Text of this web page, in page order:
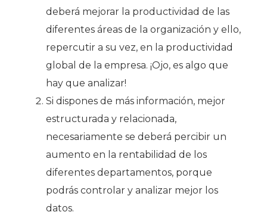
deberá mejorar la productividad de las
diferentes áreas de la organización y ello,
repercutir a su vez, en la productividad
global de la empresa. ¡Ojo, es algo que
hay que analizar!
Si dispones de más información, mejor
estructurada y relacionada,
necesariamente se deberá percibir un
aumento en la rentabilidad de los
diferentes departamentos, porque
podrás controlar y analizar mejor los
datos.